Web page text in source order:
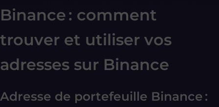
Binance : comment
trouver et utiliser vos
adresses sur Binance
Adresse de portefeuille Binance :